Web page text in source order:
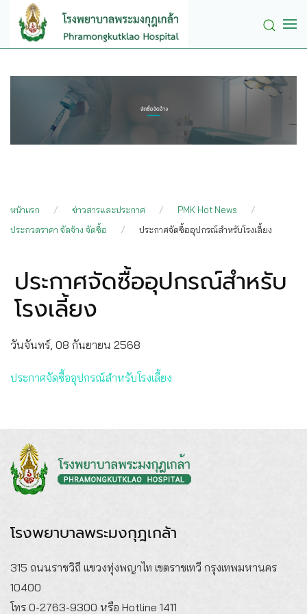
Skip to main content
หน้าแรก ข่าวสารและประกาศ
PMK Hot News
ประกวดราคา จัดจ้าง จัดซื้อ
ประกาศจัดซื้ออุปกรณ์สำหรับโรงเลี้ยง
ประกาศจัดซื้ออุปกรณ์สำหรับ
โรงเลี้ยง
วันจันทร์, 08 กันยายน 2568
ประกาศจัดซื้ออุปกรณ์สำหรับโรงเลี้ยง
โรงพยาบาลพระมงกุฎเกล้า
315 ถนนราชวิถี แขวงทุ่งพญาไท เขตราชเทวี กรุงเทพมหานคร
10400
โทร 0-2763-9300 หรือ Hotline 1411